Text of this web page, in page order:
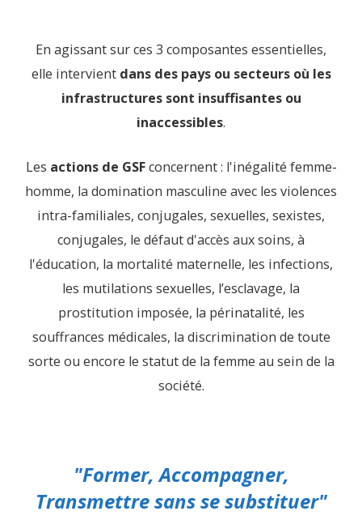
En agissant sur ces 3 composantes essentielles,
elle intervient dans des pays ou secteurs où les
infrastructures sont insuffisantes ou
inaccessibles.
Les actions de GSFconcernent : l'inégalité femme-
homme, la domination masculine avec les violences
intra-familiales, conjugales, sexuelles, sexistes,
conjugales, le défaut d'accès aux soins, à
l'éducation, la mortalité maternelle, les infections,
les mutilations sexuelles, l’esclavage, la
prostitution imposée, la périnatalité, les
souffrances médicales, la discrimination de toute
sorte ou encore le statut de la femme au sein de la
société.
"Former, Accompagner,
Transmettre sans se substituer"